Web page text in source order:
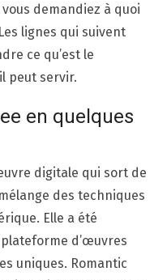
demandiez à quoi
lignes qui suivent
ce qu’est le
peut servir.
en quelques
digitale qui sort de
des techniques
Elle a été
d’œuvres
uniques. Romantic